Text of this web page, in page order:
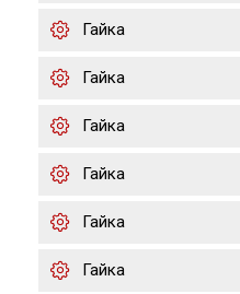
Гайка
Гайка
Гайка
Гайка
Гайка
Гайка